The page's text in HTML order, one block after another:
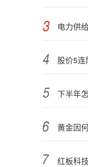
电力供
股价5
黄金因